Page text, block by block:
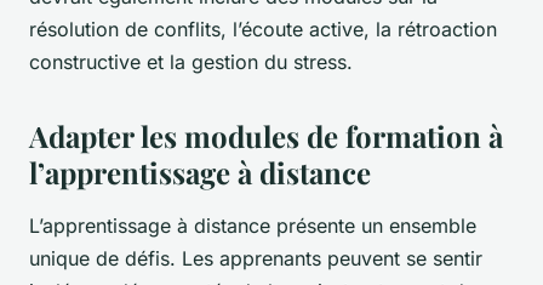
résolution de conflits, l’écoute active, la rétroaction
constructive et la gestion du stress.
Adapter les modules de formation à
l’apprentissage à distance
L’apprentissage à distance présente un ensemble
unique de défis. Les apprenants peuvent se sentir